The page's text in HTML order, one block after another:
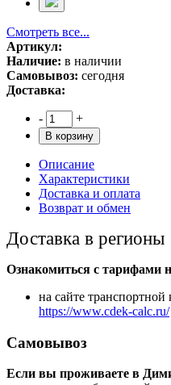
Смотреть все...
Артикул:
Наличие: в наличии
Самовывоз: сегодня
Доставка:
- +
В корзину
Описание
Характеристики
Доставка и оплата
Возврат и обмен
Доставка в регионы
Ознакомиться с тарифами
на сайте
https://www.cdek-calc.ru/
Самовывоз
Если вы проживаете в